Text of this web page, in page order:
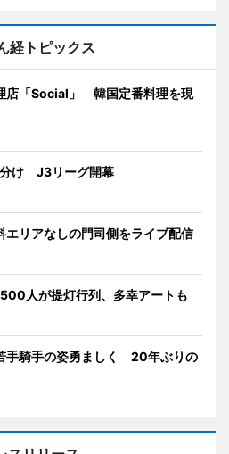
経トピックス
店「Social」 韓国定番料理を現
分け J3リーグ開幕
エリアなしの門司側をライブ配信
人が提灯行列、多幸アートも
手騎手の姿勇ましく 20年ぶりの